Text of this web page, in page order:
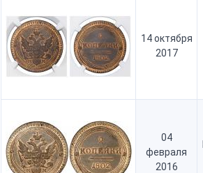
14 октября
2017
04
февраля
2016